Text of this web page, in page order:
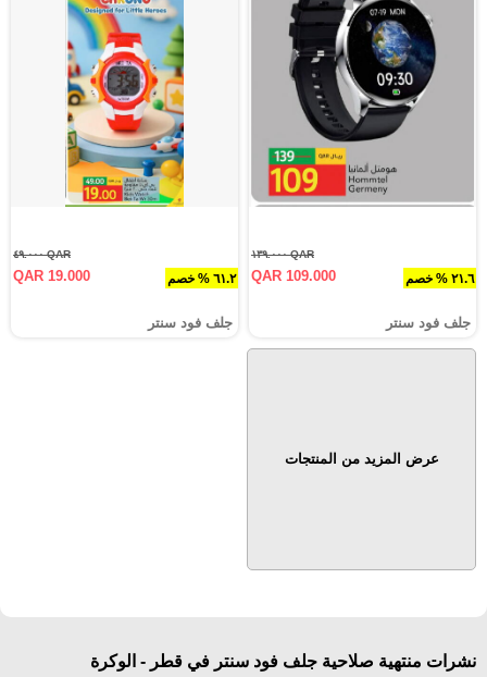
٢١.٦ % خصم
QAR ١٣٩.٠٠٠
QAR 109.000
جلف فود سنتر
٦١.٢ % خصم
QAR ٤٩.٠٠٠
QAR 19.000
جلف فود سنتر
عرض المزيد من المنتجات
نشرات منتهية صلاحية جلف فود سنتر في قطر - الوكرة